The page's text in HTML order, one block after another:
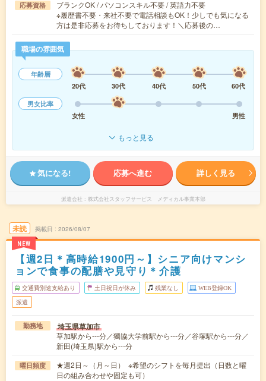
応募資格
ブランクOK / パソコンスキル不要 / 英語力不要
※履歴書不要・来社不要で電話相談もOK！少しでも気になる
方は是非応募をお待ちしております！＼応募後の…
職場の雰囲気
年齢層
20代
30代 40代 50代
60代
男女比率
女性
男性
もっと見る
気になる! 応募へ進む 詳しく見る
派遣会社 株式会社スタッフサービス メディカル事業本部
未読
NEW
掲載日 2026/08/07
【週2日＊高時給1900円～】シニア向けマンシ
ョンで食事の配膳や見守り＊介護
交通費別途支給あり 土日祝日が休み 残業なし WEB登録OK
派遣
勤務地 埼玉県草加市
草加駅から---分／獨協大学前駅から---分／谷塚駅から---分／
新田(埼玉県)駅から---分
曜日頻度
★週2日～（月～日） ※希望のシフトを毎月提出（日数と曜
日の組み合わせや固定も可）